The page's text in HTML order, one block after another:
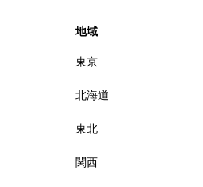
地域
東京
北海道
東北
関西